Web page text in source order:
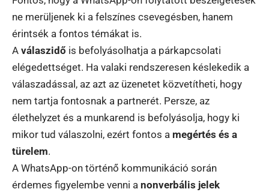
ne merüljenek ki a felszínes csevegésben, hanem
érintsék a fontos témákat is.
A válaszidő is befolyásolhatja a párkapcsolati
elégedettséget. Ha valaki rendszeresen késlekedik a
válaszadással, az azt az üzenetet közvetítheti, hogy
nem tartja fontosnak a partnerét. Persze, az
élethelyzet és a munkarend is befolyásolja, hogy ki
mikor tud válaszolni, ezért fontos a megértés és a
türelem.
A WhatsApp-on történő kommunikáció során
érdemes figyelembe venni a nonverbális jelek